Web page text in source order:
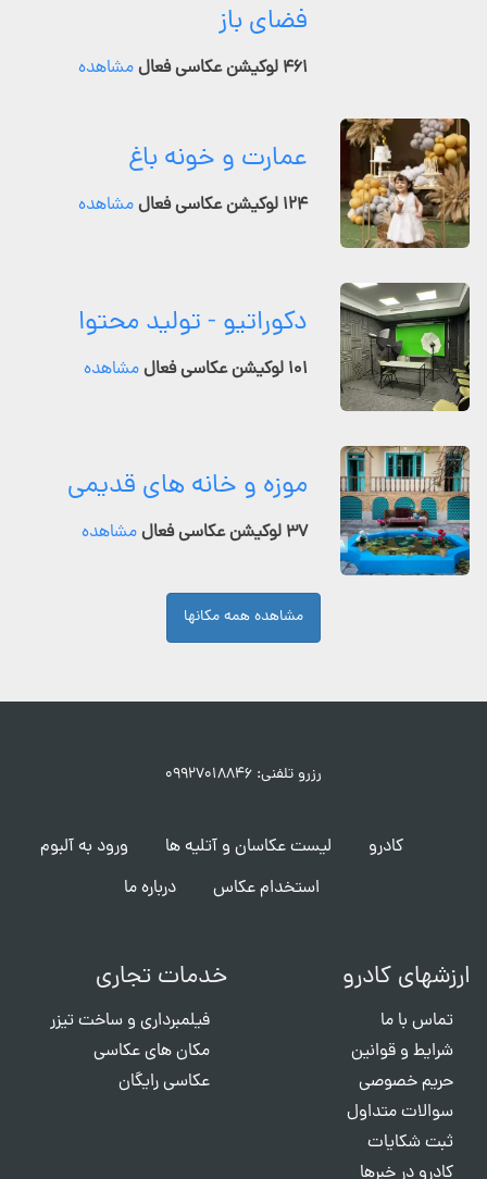
فضای باز
۴۶۱ لوکیشن عکاسی فعال مشاهده
عمارت و خونه باغ
۱۲۴ لوکیشن عکاسی فعال مشاهده
دکوراتیو - تولید محتوا
۱۰۱ لوکیشن عکاسی فعال مشاهده
موزه و خانه های قدیمی
۳۷ لوکیشن عکاسی فعال مشاهده
مشاهده همه مکانها
رزرو تلفنی: ۰۹۹۲۷۰۱۸۸۴۶
کادرو لیست عکاسان و آتلیه ها
ورود به آلبوم
استخدام عکاس
درباره ما
ارزشهای کادرو
تماس با ما
شرایط و قوانین
حریم خصوصی
سوالات متداول
ثبت شکایات
کادرو در خبرها
خدمات تجاری
فیلمبرداری و ساخت تیزر
مکان های عکاسی
عکاسی رایگان